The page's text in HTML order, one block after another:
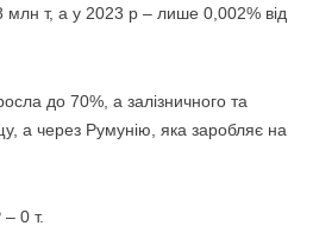
млн т, а у 2023 р – лише 0,002% від
до 70%, а залізничного та
а через Румунію, яка заробляє на
0 т.